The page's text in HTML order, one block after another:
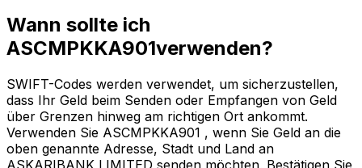
Wann sollte ich
ASCMPKKA901verwenden?
SWIFT-Codes werden verwendet, um sicherzustellen,
dass Ihr Geld beim Senden oder Empfangen von Geld
über Grenzen hinweg am richtigen Ort ankommt.
Verwenden Sie ASCMPKKA901 , wenn Sie Geld an die
oben genannte Adresse, Stadt und Land an
ASKARIBANK LIMITED senden möchten. Bestätigen Sie